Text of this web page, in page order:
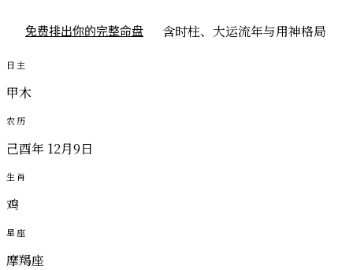
免费排出你的完整命盘 含时柱、大运流年与用神格局
日主
甲木
农历
己酉年 12月9日
生肖
鸡
星座
摩羯座